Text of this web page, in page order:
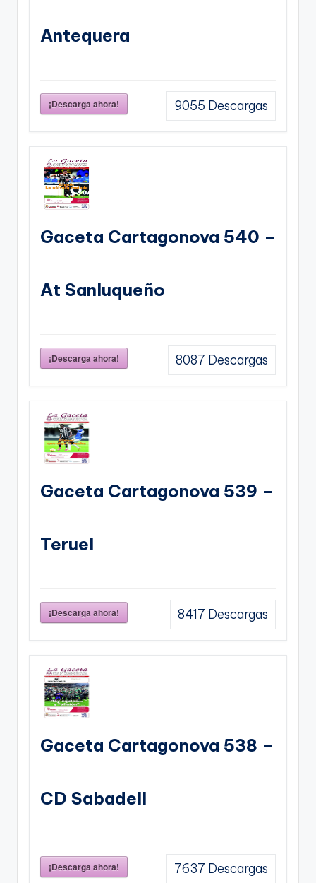
Antequera
¡Descarga ahora! 9055 Descargas
Gaceta Cartagonova 540 –
At Sanluqueño
¡Descarga ahora! 8087 Descargas
Gaceta Cartagonova 539 –
Teruel
¡Descarga ahora! 8417 Descargas
Gaceta Cartagonova 538 –
CD Sabadell
¡Descarga ahora! 7637 Descargas